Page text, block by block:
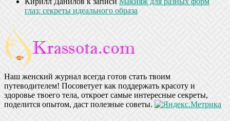
глаз: секреты идеального образа
Наш женский журнал всегда готов стать твоим
путеводителем! Посоветует как поддержать красоту и
здоровье твоего тела, откроет самые интересные секреты,
поделится опытом, даст полезные советы.